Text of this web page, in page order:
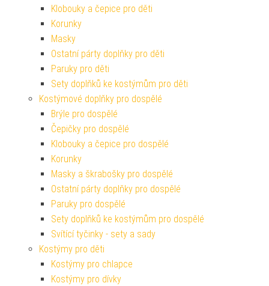
Klobouky a čepice pro děti
Korunky
Masky
Ostatní párty doplňky pro děti
Paruky pro děti
Sety doplňků ke kostýmům pro děti
Kostýmové doplňky pro dospělé
Brýle pro dospělé
Čepičky pro dospělé
Klobouky a čepice pro dospělé
Korunky
Masky a škrabošky pro dospělé
Ostatní párty doplňky pro dospělé
Paruky pro dospělé
Sety doplňků ke kostýmům pro dospělé
Svítící tyčinky - sety a sady
Kostýmy pro děti
Kostýmy pro chlapce
Kostýmy pro dívky